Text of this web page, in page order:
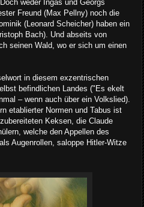
weder Ingas und Georgs
Freund (Max Pellny) noch die
(Leonard Scheicher) haben ein
Bach). Und abseits von
seinen Wald, wo er sich um einen
in diesem exzentrischen
befindlichen Landes ("Es ekelt
– wenn auch über ein Volkslied).
etablierter Normen und Tabus ist
Keksen, die Claude
welche den Appellen des
Augenrollen, saloppe Hitler-Witze